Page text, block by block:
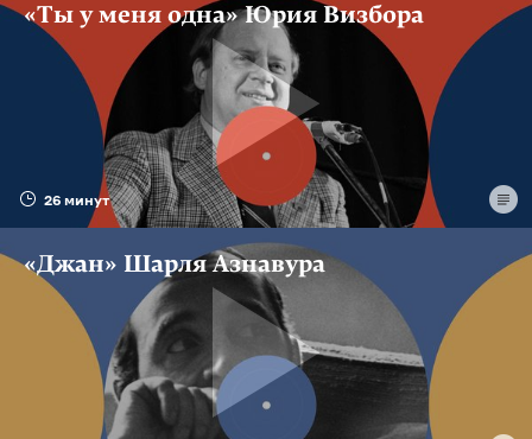
26 минут
«Ты у меня одна» Юрия Визбора
«Джан» Шарля Азнавура